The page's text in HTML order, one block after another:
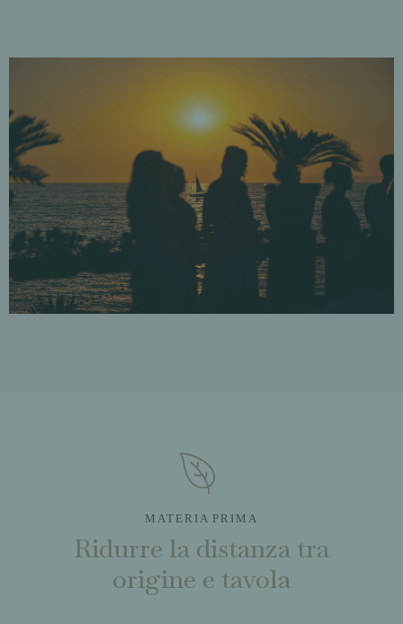
MATERIA PRIMA
Ridurre la distanza tra
origine e tavola